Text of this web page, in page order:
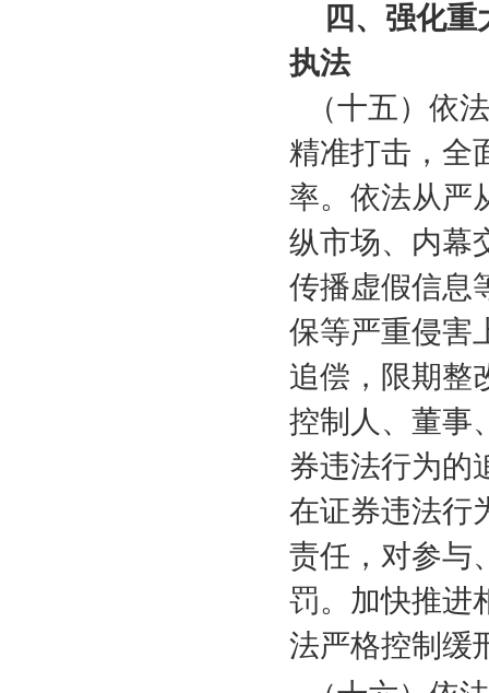
四、强化
执法
（十五）依
精准打击，全
率。依法从严
纵市场、内幕
传播虚假信息
保等严重侵害
追偿，限期整
控制人、董事
券违法行为的
在证券违法行
责任，对参与
罚。加快推进
法严格控制缓